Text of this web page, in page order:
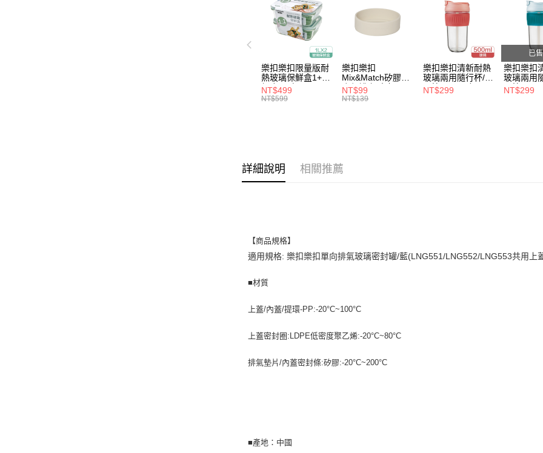
無法說明
【繳款方
1.分期款
醒簡訊。
2.透過簡
帳／街口
【注意事
1.本服務
每筆
付款後7-
每筆
宅配
每筆
樂扣樂扣限量版耐
熱玻璃保鮮盒1+1
組合/長方
形/1L(LLG445KKS
NT$499
NT$599
樂扣樂扣
Mix&Match矽膠杯
底保護套/米灰
(BOTTOM-
NT$99
NT$139
樂扣樂扣清新耐熱
玻璃兩用隨行杯/附
吸管/500ml/粉
(LLG699DPIK)
NT$299
已
樂扣樂扣
玻璃兩用
吸管/
NT$299
詳細說明 相關推薦
【商品規格】
適用規格:樂扣樂扣單向排氣玻璃密封罐/藍(LNG551/LNG552/LNG553共用上
■材質
上蓋/內蓋/提環-PP:-20°C~100°C
上蓋密封圈:LDPE低密度聚乙烯:-20°C~80°C
排氣墊片/內蓋密封條:矽膠:-20°C~200°C
■產地：中國